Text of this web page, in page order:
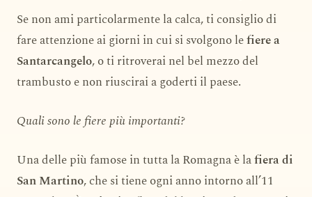
Se non ami particolarmente la calca, ti consiglio di
fare attenzione ai giorni in cui si svolgono lefiere a
Santarcangelo, o ti ritroverai nel bel mezzo del
trambusto e non riuscirai a goderti il paese.
Quali sono le fiere più importanti?
Una delle più famose in tutta la Romagna è lafiera di
San Martino, che si tiene ogni anno intorno all’11